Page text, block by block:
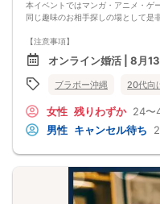
本イベントではマンガ・アニメ・ゲ
同じ趣味のお相手探しの場として是
【注意事項】
・全国各地に募集しております。お
がございます。
・本人様確認書類のご提示をお願い
等をご準備下さい。
ご了承下さいませ。
・終了時刻は目安となります。正確
ご案内いたします。
・最小催行人数 1対1、最大20名（
ちとなる場合がございます）
・イベント開催時刻１時間前迄に最
オンライン婚活 | 8月
ブラボー沖縄 20代向
女性 残りわずか 24〜
男性 キャンセル待ち